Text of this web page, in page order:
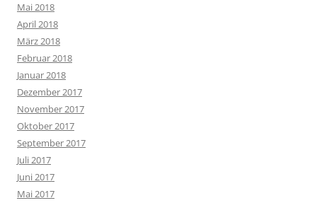
Mai 2018
April 2018
März 2018
Februar 2018
Januar 2018
Dezember 2017
November 2017
Oktober 2017
September 2017
Juli 2017
Juni 2017
Mai 2017